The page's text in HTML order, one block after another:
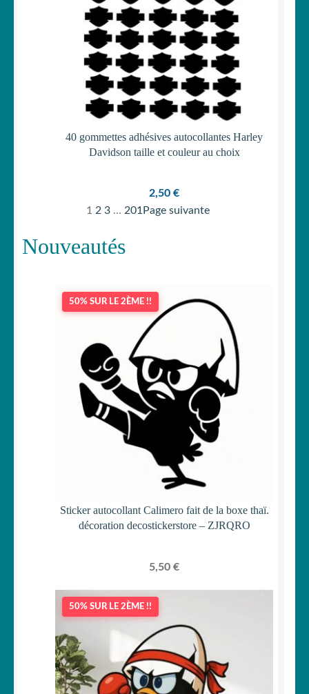
40 gommettes adhésives autocollantes Harley
Davidson taille et couleur au choix
2,50 €
1 2 3 … 201Page suivante
Nouveautés
50% SUR LE 2ÈME !!
Sticker autocollant Calimero fait de la boxe thaï.
décoration decostickerstore – ZJRQRO
5,50 €
50% SUR LE 2ÈME !!